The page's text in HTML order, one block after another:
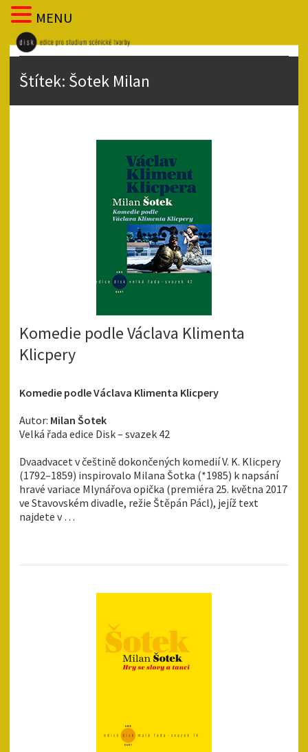
Štítek: Šotek Milan
Komedie podle Václava Klimenta
Klicpery
Komedie podle Václava Klimenta Klicpery
Autor: Milan Šotek
Velká řada edice Disk – svazek 42
Dvaadvacet v češtině dokončených komedií V. K. Klicpery
(1792–1859) inspirovalo Milana Šotka (*1985) k napsání
hravé variace Mlynářova opička (premiéra 25. května 2017
ve Stavovském divadle, režie Štěpán Pácl), jejíž text
najdete v …
MENU